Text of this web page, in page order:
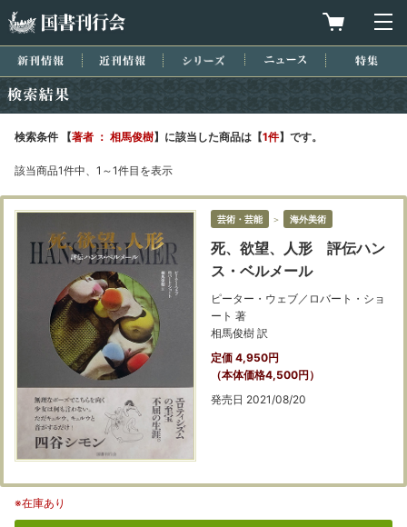
買物カゴを
新刊情報 近刊情報 シリーズ ニュース
検索条件 【著者 ： 相馬俊樹】に該当した商品は【1件】です。
該当商品1件中、1～1件目を表示
芸術・芸能 ＞ 海外美術
死、欲望、人形 評伝ハン
ス・ベルメール
ピーター・ウェブ／ロバート・ショ
ート 著
相馬俊樹 訳
定価 4,950円
（本体価格4,500円）
発売日 2021/08/20
※在庫あり